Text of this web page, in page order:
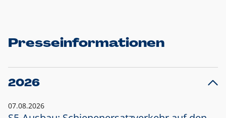
Presseinformationen
2026
07.08.2026